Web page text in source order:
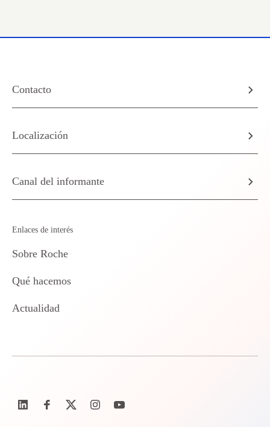
Contacto
Localización
Canal del informante
Enlaces de interés
Sobre Roche
Qué hacemos
Actualidad